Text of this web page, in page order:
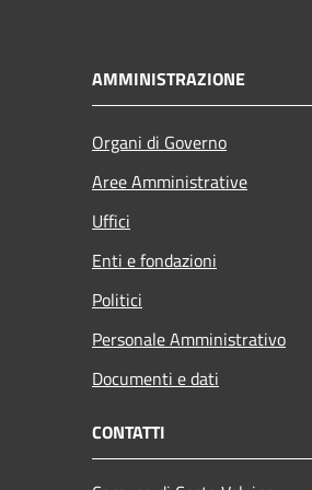
AMMINISTRAZIONE
Organi di Governo
Aree Amministrative
Uffici
Enti e fondazioni
Politici
Personale Amministrativo
Documenti e dati
CONTATTI